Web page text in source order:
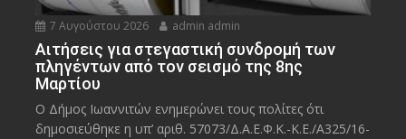
7 Αυγούστου 2026 admin admin
Αιτήσεις για στεγαστική συνδρομή των
πληγέντων από τον σεισμό της 8ης
Μαρτίου
Ο Δήμος Ιωαννιτών ενημερώνει τους πολίτες ότι
δημοσιεύθηκε η υπ’ αριθ. 57073/Δ.Α.Ε.Φ.Κ.-Κ.Ε./Α325/16-